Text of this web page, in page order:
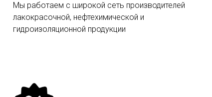
Мы работаем с широкой сеть производителей
лакокрасочной, нефтехимической и
гидроизоляционной продукции